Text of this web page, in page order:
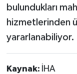
bulundukları
hizmetlerinden
yararlanabiliyor.
Kaynak: İHA